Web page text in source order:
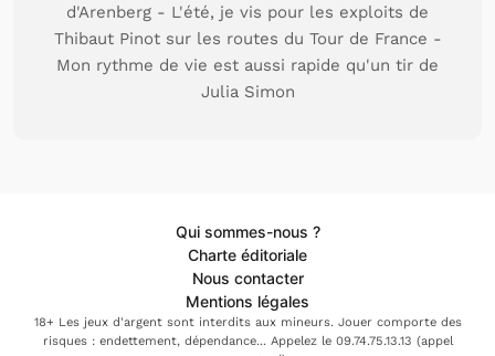
d'Arenberg - L'été, je vis pour les exploits de
Thibaut Pinot sur les routes du Tour de France -
Mon rythme de vie est aussi rapide qu'un tir de
Julia Simon
Qui sommes-nous ?
Charte éditoriale
Nous contacter
Mentions légales
18+ Les jeux d'argent sont interdits aux mineurs. Jouer comporte des
risques : endettement, dépendance... Appelez le 09.74.75.13.13 (appel